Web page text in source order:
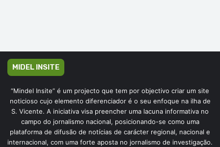
MIDEL INSITE
“Mindel Insite” é um projecto que tem por objectivo criar um site
noticioso cujo elemento diferenciador é o seu enfoque na ilha de
S. Vicente. A iniciativa visa preencher uma lacuna informativa no
campo do jornalismo nacional, posicionando-se como uma
plataforma de difusão de notícias de carácter regional, nacional e
internacional, com uma forte aposta no jornalismo de investigação.